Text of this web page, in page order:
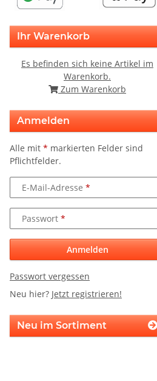
Ihr Warenkorb
Es befinden sich keine Artikel im
Warenkorb.
Zum Warenkorb
Anmelden
Alle mit * markierten Felder sind
Pflichtfelder.
E-Mail-Adresse
Passwort
Anmelden
Passwort vergessen
Neu hier? Jetzt registrieren!
Neu im Sortiment